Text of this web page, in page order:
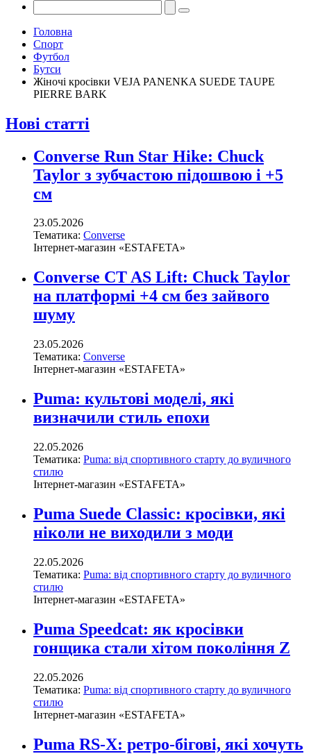
Головна
Спорт
Футбол
Бутси
Жіночі кросівки VEJA PANENKA SUEDE TAUPE
PIERRE BARK
Нові статті
Converse Run Star Hike: Chuck
Taylor з зубчастою підошвою і +5
см
23.05.2026
Тематика: Converse
Інтернет-магазин «ESTAFETA»
Converse CT AS Lift: Chuck Taylor
на платформі +4 см без зайвого
шуму
23.05.2026
Тематика: Converse
Інтернет-магазин «ESTAFETA»
Puma: культові моделі, які
визначили стиль епохи
22.05.2026
Тематика: Puma: від спортивного старту до вуличного
стилю
Інтернет-магазин «ESTAFETA»
Puma Suede Classic: кросівки, які
ніколи не виходили з моди
22.05.2026
Тематика: Puma: від спортивного старту до вуличного
стилю
Інтернет-магазин «ESTAFETA»
Puma Speedcat: як кросівки
гонщика стали хітом покоління Z
22.05.2026
Тематика: Puma: від спортивного старту до вуличного
стилю
Інтернет-магазин «ESTAFETA»
Puma RS-X: ретро-бігові, які хочуть